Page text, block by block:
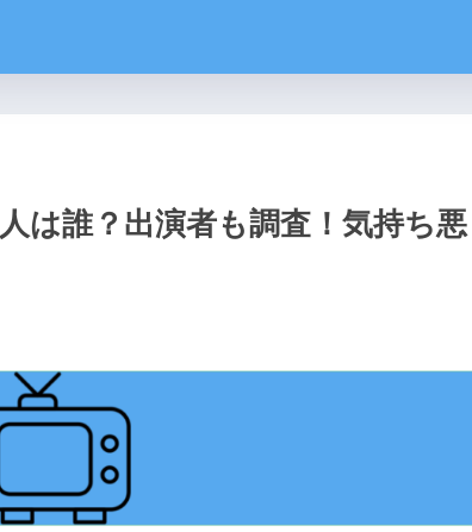
は誰？出演者も調査！気持ち悪